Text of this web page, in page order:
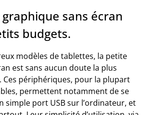
sans écran
budgets.
modèles de tablettes, la petite
est sans aucun doute la plus
Ces périphériques, pour la plupart
permettent notamment de se
simple port USB sur l’ordinateur, et